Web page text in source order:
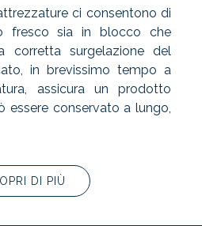
ci consentono di
fresco sia in blocco che
corretta surgelazione del
in brevissimo tempo a
assicura un prodotto
essere conservato a lungo,
DI PIÙ